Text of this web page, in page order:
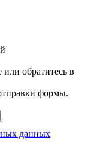
обратитесь в
формы.
данных